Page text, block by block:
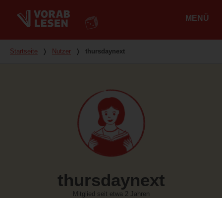
MENÜ
Du bist hier
Startseite ❭ Nutzer ❭ thursdaynext
thursdaynext
Mitglied seit etwa 2 Jahren